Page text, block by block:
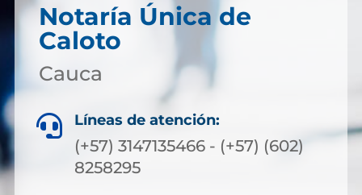
Notaría Única de
Caloto
Cauca
 Líneas de atención:
(+57) 3147135466 - (+57) (602)
8258295